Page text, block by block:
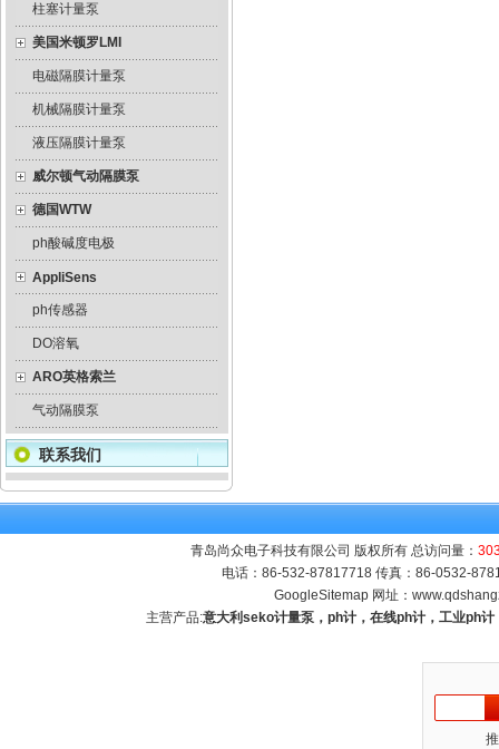
柱塞计量泵
美国米顿罗LMI
电磁隔膜计量泵
机械隔膜计量泵
液压隔膜计量泵
威尔顿气动隔膜泵
德国WTW
ph酸碱度电极
AppliSens
ph传感器
DO溶氧
ARO英格索兰
气动隔膜泵
联系我们
青岛尚众电子科技有限公司 版权所有 总访问量：
电话：86-532-87817718 传真：86-0532-
GoogleSitemap 网址：
主营产品:意大利seko计量泵，ph计，在线ph计，工业ph